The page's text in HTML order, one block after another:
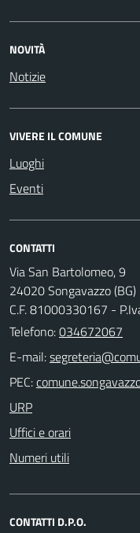
NOVITÀ
Notizie
VIVERE IL COMUNE
Luoghi
Eventi
CONTATTI
Via San Bartolomeo, 9
24020 Songavazzo (BG)
C.F. 81000330167 -
Telefono:034672067
E-mail:
PEC:
URP
Uffici e orari
Numeri utili
CONTATTI D.P.O.